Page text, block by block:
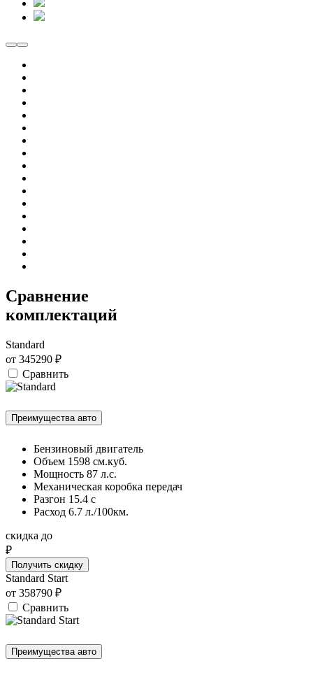
Сравнение
комплектаций
Standard
от 345290 ₽
Сравнить
Преимущества авто
Бензиновый двигатель
Объем 1598 см.куб.
Мощность 87 л.с.
Механическая коробка передач
Разгон 15.4 c
Расход 6.7 л./100км.
скидка до
₽
Получить скидку
Standard Start
от 358790 ₽
Сравнить
Преимущества авто